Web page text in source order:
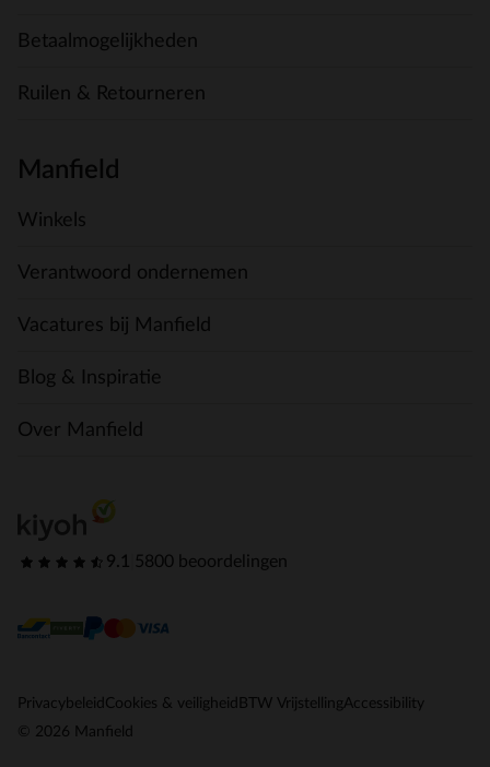
Betaalmogelijkheden
Ruilen & Retourneren
Manfield
Winkels
Verantwoord ondernemen
Vacatures bij Manfield
Blog & Inspiratie
Over Manfield
9.1 5800 beoordelingen
Privacybeleid Cookies & veiligheid BTW VrijstellingAccessibility
© 2026 Manfield